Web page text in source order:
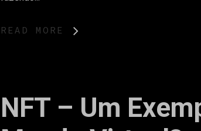
READ MORE
NFT – Um